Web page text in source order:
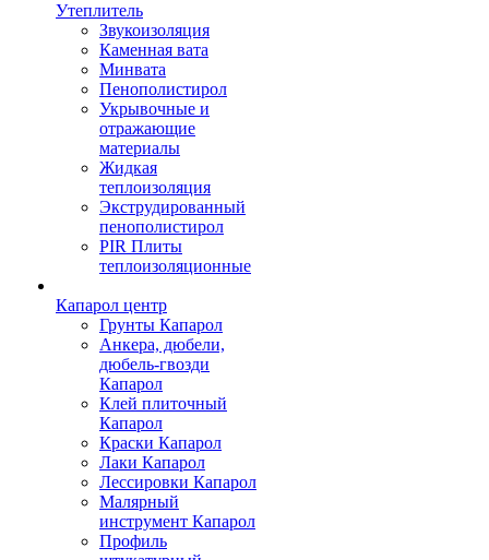
Утеплитель
Звукоизоляция
Каменная вата
Минвата
Пенополистирол
Укрывочные и
отражающие
материалы
Жидкая
теплоизоляция
Экструдированный
пенополистирол
PIR Плиты
теплоизоляционные
Капарол центр
Грунты Капарол
Анкера, дюбели,
дюбель-гвозди
Капарол
Клей плиточный
Капарол
Краски Капарол
Лаки Капарол
Лессировки Капарол
Малярный
инструмент Капарол
Профиль